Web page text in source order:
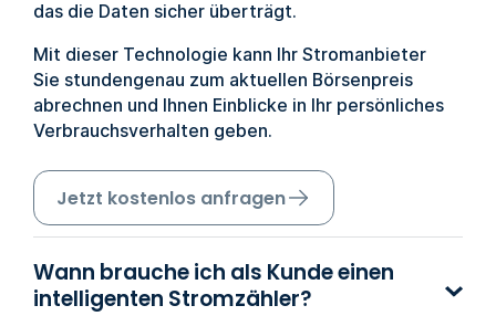
das die Daten sicher überträgt.
Mit dieser Technologie kann Ihr Stromanbieter
Sie stundengenau zum aktuellen Börsenpreis
abrechnen und Ihnen Einblicke in Ihr persönliches
Verbrauchsverhalten geben.
Jetzt kostenlos anfragen
Wann brauche ich als Kunde einen
intelligenten Stromzähler?